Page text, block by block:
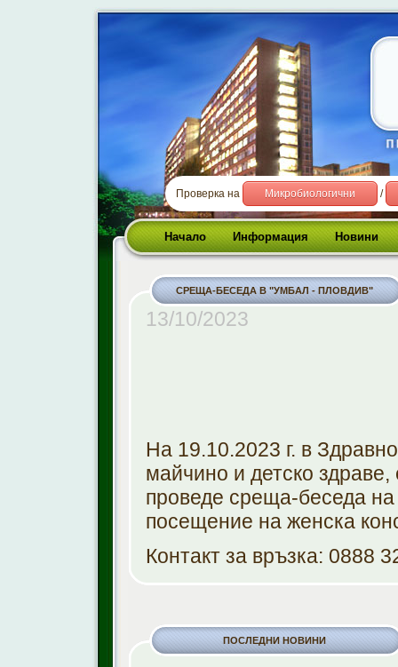
Проверка на Микробиологични /
Начало Информация Новини
СРЕЩА-БЕСЕДА В "УМБАЛ - ПЛОВДИВ"
13/10/2023
На 19.10.2023 г. в
майчино и детско
проведе среща-беседа
посещение на женска
Контакт за връзка: 0888
ПОСЛЕДНИ НОВИНИ